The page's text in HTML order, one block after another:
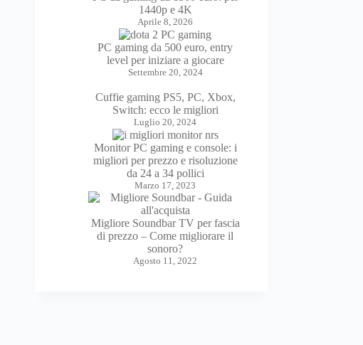
1440p e 4K
Aprile 8, 2026
PC gaming da 500 euro, entry
level per iniziare a giocare
Settembre 20, 2024
Cuffie gaming PS5, PC, Xbox,
Switch: ecco le migliori
Luglio 20, 2024
Monitor PC gaming e console: i
migliori per prezzo e risoluzione
da 24 a 34 pollici
Marzo 17, 2023
Migliore Soundbar TV per fascia
di prezzo – Come migliorare il
sonoro?
Agosto 11, 2022